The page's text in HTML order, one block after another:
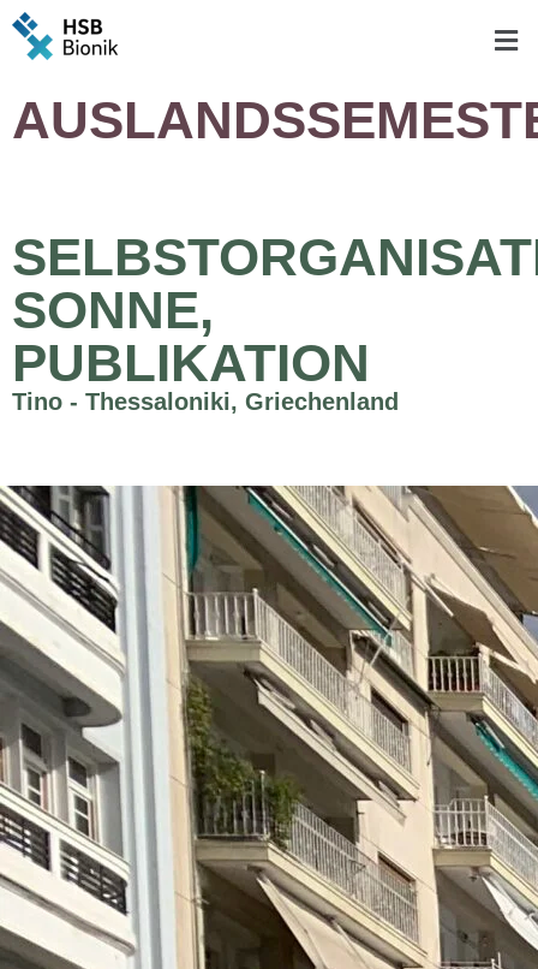
SONNE,
PUBLIKATION
Tino - Thessaloniki, Griechenland